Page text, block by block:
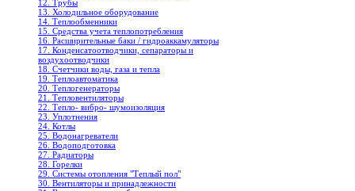
12. Трубы
13. Холодильное oборудование
14. Теплообменники
15. Средства учета теплопотребления
16. Расширительные баки / гидроаккамуляторы
17. Конденсатоотводчики, сепараторы и
воздухоотводчики
18. Счетчики воды, газа и тепла
19. Теплоавтоматика
20. Теплогенераторы
21. Тепловентиляторы
22. Тепло- вибро- шумоизоляция
23. Уплотнения
24. Котлы
25. Водонагреватели
26. Водоподготовка
27. Радиаторы
28. Горелки
29. Системы отопления "Теплый пол"
30. Вентиляторы и принадлежности